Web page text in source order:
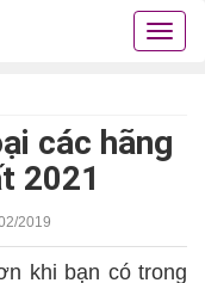
Chia
kiến
thức
các hãng
2021
2019
khi bạn có trong